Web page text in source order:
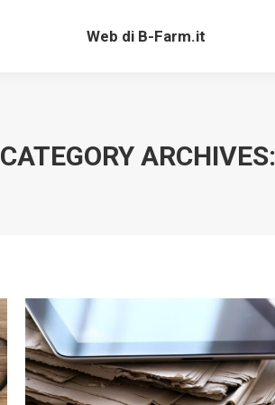
Web di B-Farm.it
CATEGORY ARCHIVES:
Web di B-Farm.it